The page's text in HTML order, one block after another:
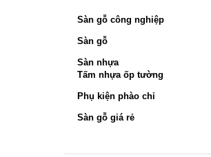
Sàn gỗ công nghiệp
Sàn gỗ
Sàn nhựa
Tấm nhựa ốp tường
Phụ kiện phào chỉ
Sàn gỗ giá rẻ